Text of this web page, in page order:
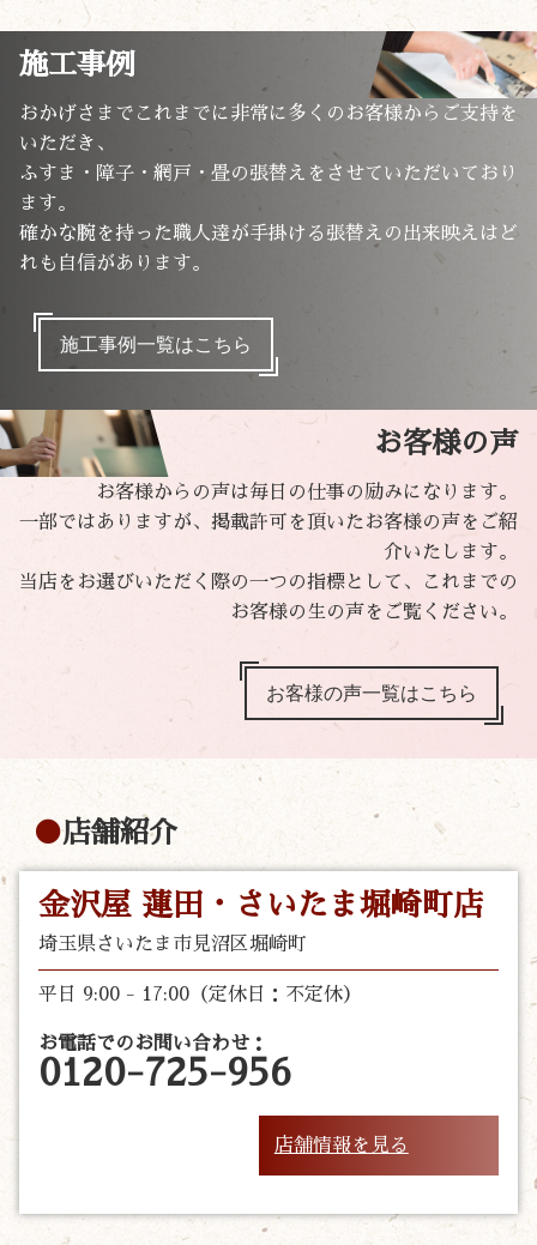
施工事例
おかげさまでこれまでに非常に多くのお客様からご支持を
いただき、
ふすま・障子・網戸・畳の張替えをさせていただいており
ます。
確かな腕を持った職人達が手掛ける張替えの出来映えはど
れも自信があります。
施工事例一覧はこちら
お客様の声
お客様からの声は毎日の仕事の励みになります。
一部ではありますが、掲載許可を頂いたお客様の声をご紹
介いたします。
当店をお選びいただく際の一つの指標として、これまでの
お客様の生の声をご覧ください。
お客様の声一覧はこちら
店舗紹介
金沢屋 蓮田・さいたま堀崎町店
埼玉県さいたま市見沼区堀崎町
平日 9:00 - 17:00（定休日：不定休）
お電話でのお問い合わせ：
0120-725-956
店舗情報を見る